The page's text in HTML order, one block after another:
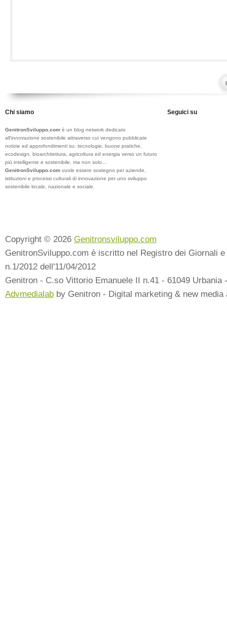
Chi siamo
GenitronSviluppo.com è un blog network dedicato
all’innovazione sostenibile attraverso cui vengono pubblicate
notizie ed approfondimenti su: tecnologie, buone pratiche,
ecodesign, bioarchitettura, agricoltura ed energia verso un futuro
più intelligente e sostenibile, ma non solo...
GenitronSviluppo.com vuole essere sostegno per aziende,
istituzioni e processi culturali di innovazione per uno sviluppo
sostenibile locale, nazionale e sociale.
Seguici su
Copyright © 2026 Genitronsviluppo.com
GenitronSviluppo.com è iscritto nel Registro dei Giornali
n.1/2012 dell'11/04/2012
Genitron - C.so Vittorio Emanuele II n.41 - 61049 Urbania
Advmedialab by Genitron - Digital marketing & new media